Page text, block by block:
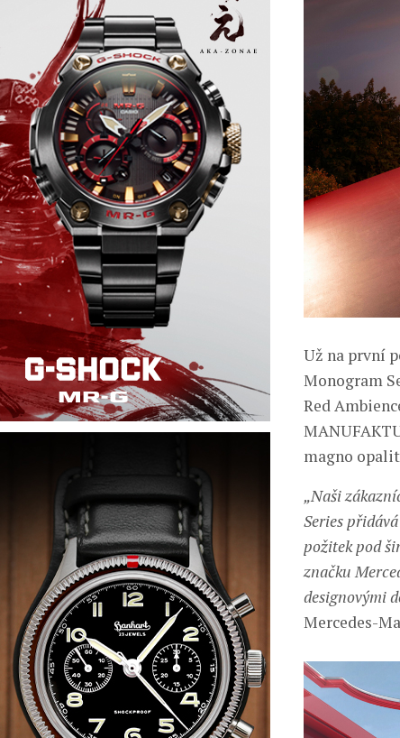
Už na první
Monogram
Red
magno
„Naši
Series
požitek pod
značku
designovými
Mercedes-